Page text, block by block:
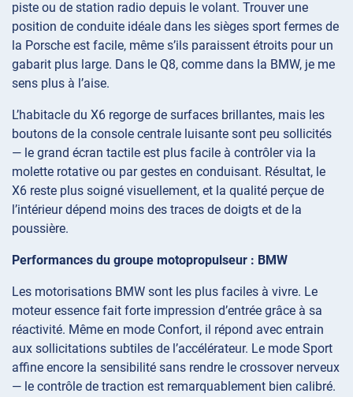
piste ou de station radio depuis le volant. Trouver une
position de conduite idéale dans les sièges sport fermes de
la Porsche est facile, même s’ils paraissent étroits pour un
gabarit plus large. Dans le Q8, comme dans la BMW, je me
sens plus à l’aise.
L’habitacle du X6 regorge de surfaces brillantes, mais les
boutons de la console centrale luisante sont peu sollicités
— le grand écran tactile est plus facile à contrôler via la
molette rotative ou par gestes en conduisant. Résultat, le
X6 reste plus soigné visuellement, et la qualité perçue de
l’intérieur dépend moins des traces de doigts et de la
poussière.
Performances du groupe motopropulseur : BMW
Les motorisations BMW sont les plus faciles à vivre. Le
moteur essence fait forte impression d’entrée grâce à sa
réactivité. Même en mode Confort, il répond avec entrain
aux sollicitations subtiles de l’accélérateur. Le mode Sport
affine encore la sensibilité sans rendre le crossover nerveux
— le contrôle de traction est remarquablement bien calibré.